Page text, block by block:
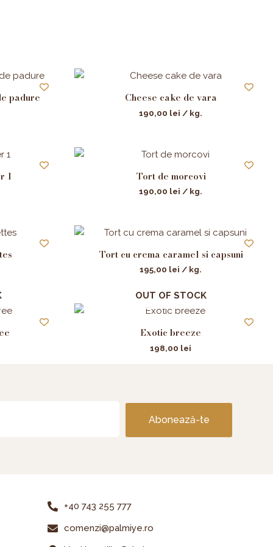
padure Cheese cake de vara
190,00 lei / kg.
1 Tort de morcovi
190,00 lei / kg.
Tort cu crema caramel si capsuni
195,00 lei / kg.
OUT OF STOCK
Exotic breeze
198,00 lei
Abonează-te
+40 743 255 777
comenzi@palmiye.ro